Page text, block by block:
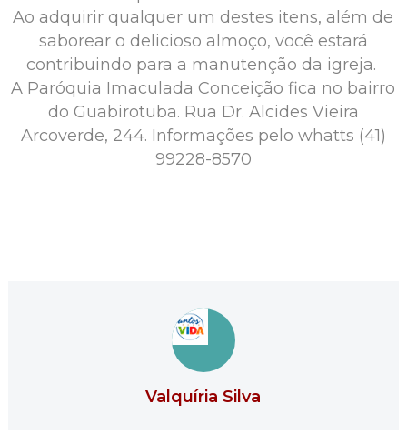
Ao adquirir qualquer um destes itens, além de
saborear o delicioso almoço, você estará
contribuindo para a manutenção da igreja.
A Paróquia Imaculada Conceição fica no bairro
do Guabirotuba. Rua Dr. Alcides Vieira
Arcoverde, 244. Informações pelo whatts (41)
99228-8570
Valquíria Silva